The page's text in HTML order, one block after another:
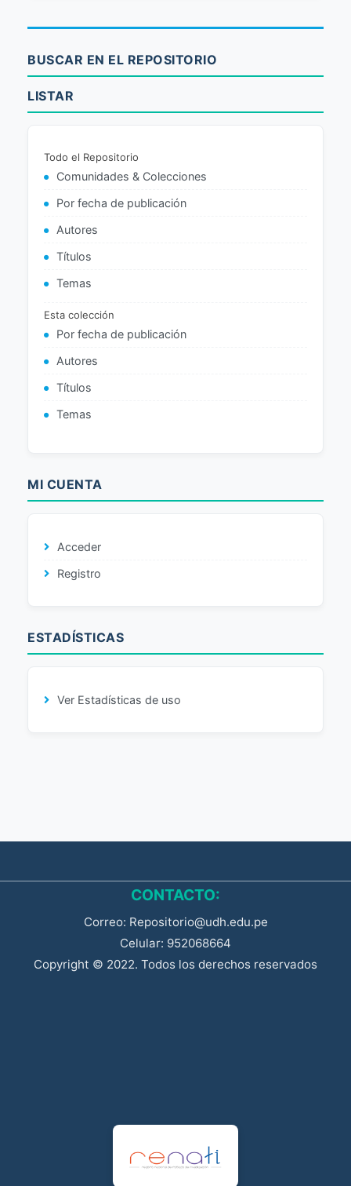
BUSCAR EN EL REPOSITORIO
LISTAR
Todo el Repositorio
Comunidades & Colecciones
Por fecha de publicación
Autores
Títulos
Temas
Esta colección
Por fecha de publicación
Autores
Títulos
Temas
MI CUENTA
Acceder
Registro
ESTADÍSTICAS
Ver Estadísticas de uso
CONTACTO:
Correo: Repositorio@udh.edu.pe
Celular: 952068664
Copyright © 2022. Todos los derechos reservados